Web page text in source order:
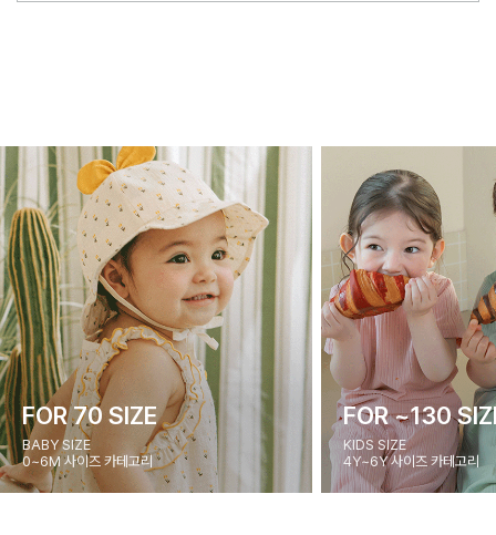
FOR 70 SIZE
BABY SIZE
0~6M 사이즈 카테고리
FOR ~130
KIDS SIZE
4Y~6Y 사이즈 카테고리